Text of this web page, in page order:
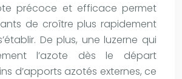
précoce et efficace permet
de croître plus rapidement
De plus, une luzerne qui
l’azote dès le départ
d’apports azotés externes, ce